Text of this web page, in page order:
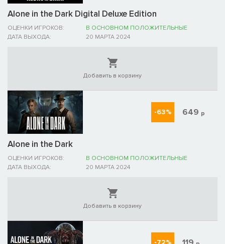
Alone in the Dark Digital Deluxe Edition
ОЦЕНКИ ИГРОКОВ:
В ОСНОВНОМ ПОЛОЖИТЕЛЬНЫЕ
ДАТА ВЫХОДА:
20 МАРТА 2024
Добавить в корзину
Alone in the Dark
ОЦЕНКИ ИГРОКОВ:
В ОСНОВНОМ ПОЛОЖИТЕЛЬНЫЕ
ДАТА ВЫХОДА:
20 МАРТА 2024
-63% 649 р
Добавить в корзину
-72%